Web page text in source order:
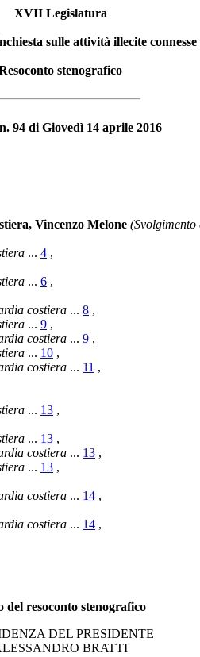
XVII Legislatura
sulle attività illecite
stenografico
94 di Giovedì 14 aprile 2016
Vincenzo Melone (Svolgimento
... 4 ,
... 6 ,
costiera ... 8 ,
... 9 ,
costiera ... 9 ,
... 10 ,
costiera ... 11 ,
... 13 ,
... 13 ,
costiera ... 13 ,
... 13 ,
costiera ... 14 ,
costiera ... 14 ,
del resoconto stenografico
DEL PRESIDENTE
BRATTI